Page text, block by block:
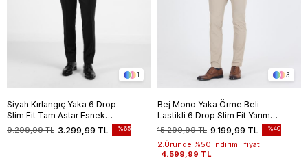
1
Siyah Kırlangıç Yaka 6 Drop
Slim Fit Tam Astar Esnek
Takım Elbise 1001255162
3.299,99 TL
9.299,99 TL %65
3
Bej Mono Yaka Örme Beli
Lastikli 6 Drop Slim Fit Yarım
Astar Esnek Takım Elbise
1001250121
9.199,99 TL
15.299,99 TL %40
2.Üründe %50 indirimli fiyatı:
4.599,99 TL